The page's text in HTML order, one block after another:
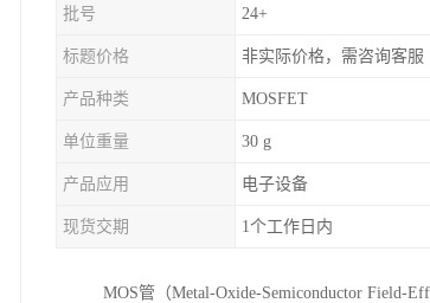
批号 24+
标题价格 非实际价格，需咨询客服
产品种类 MOSFET
单位重量 30 g
产品应用 电子设备
现货交期 1个工作日内
MOS管（Metal-Oxide-Semiconductor Field-